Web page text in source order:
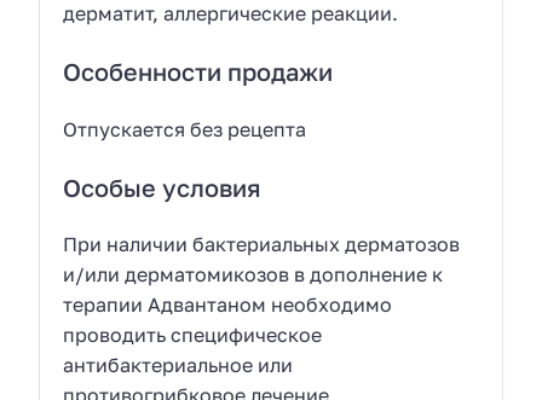
дерматит, аллергические реакции.
Особенности продажи
Отпускается без рецепта
Особые условия
При наличии бактериальных дерматозов
и/или дерматомикозов в дополнение к
терапии Адвантаном необходимо
проводить специфическое
антибактериальное или